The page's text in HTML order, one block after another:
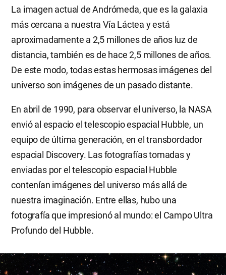
La imagen actual de Andrómeda, que es la galaxia
más cercana a nuestra Vía Láctea y está
aproximadamente a 2,5 millones de años luz de
distancia, también es de hace 2,5 millones de años.
De este modo, todas estas hermosas imágenes del
universo son imágenes de un pasado distante.
En abril de 1990, para observar el universo, la NASA
envió al espacio el telescopio espacial Hubble, un
equipo de última generación, en el transbordador
espacial Discovery. Las fotografías tomadas y
enviadas por el telescopio espacial Hubble
contenían imágenes del universo más allá de
nuestra imaginación. Entre ellas, hubo una
fotografía que impresionó al mundo: el Campo Ultra
Profundo del Hubble.